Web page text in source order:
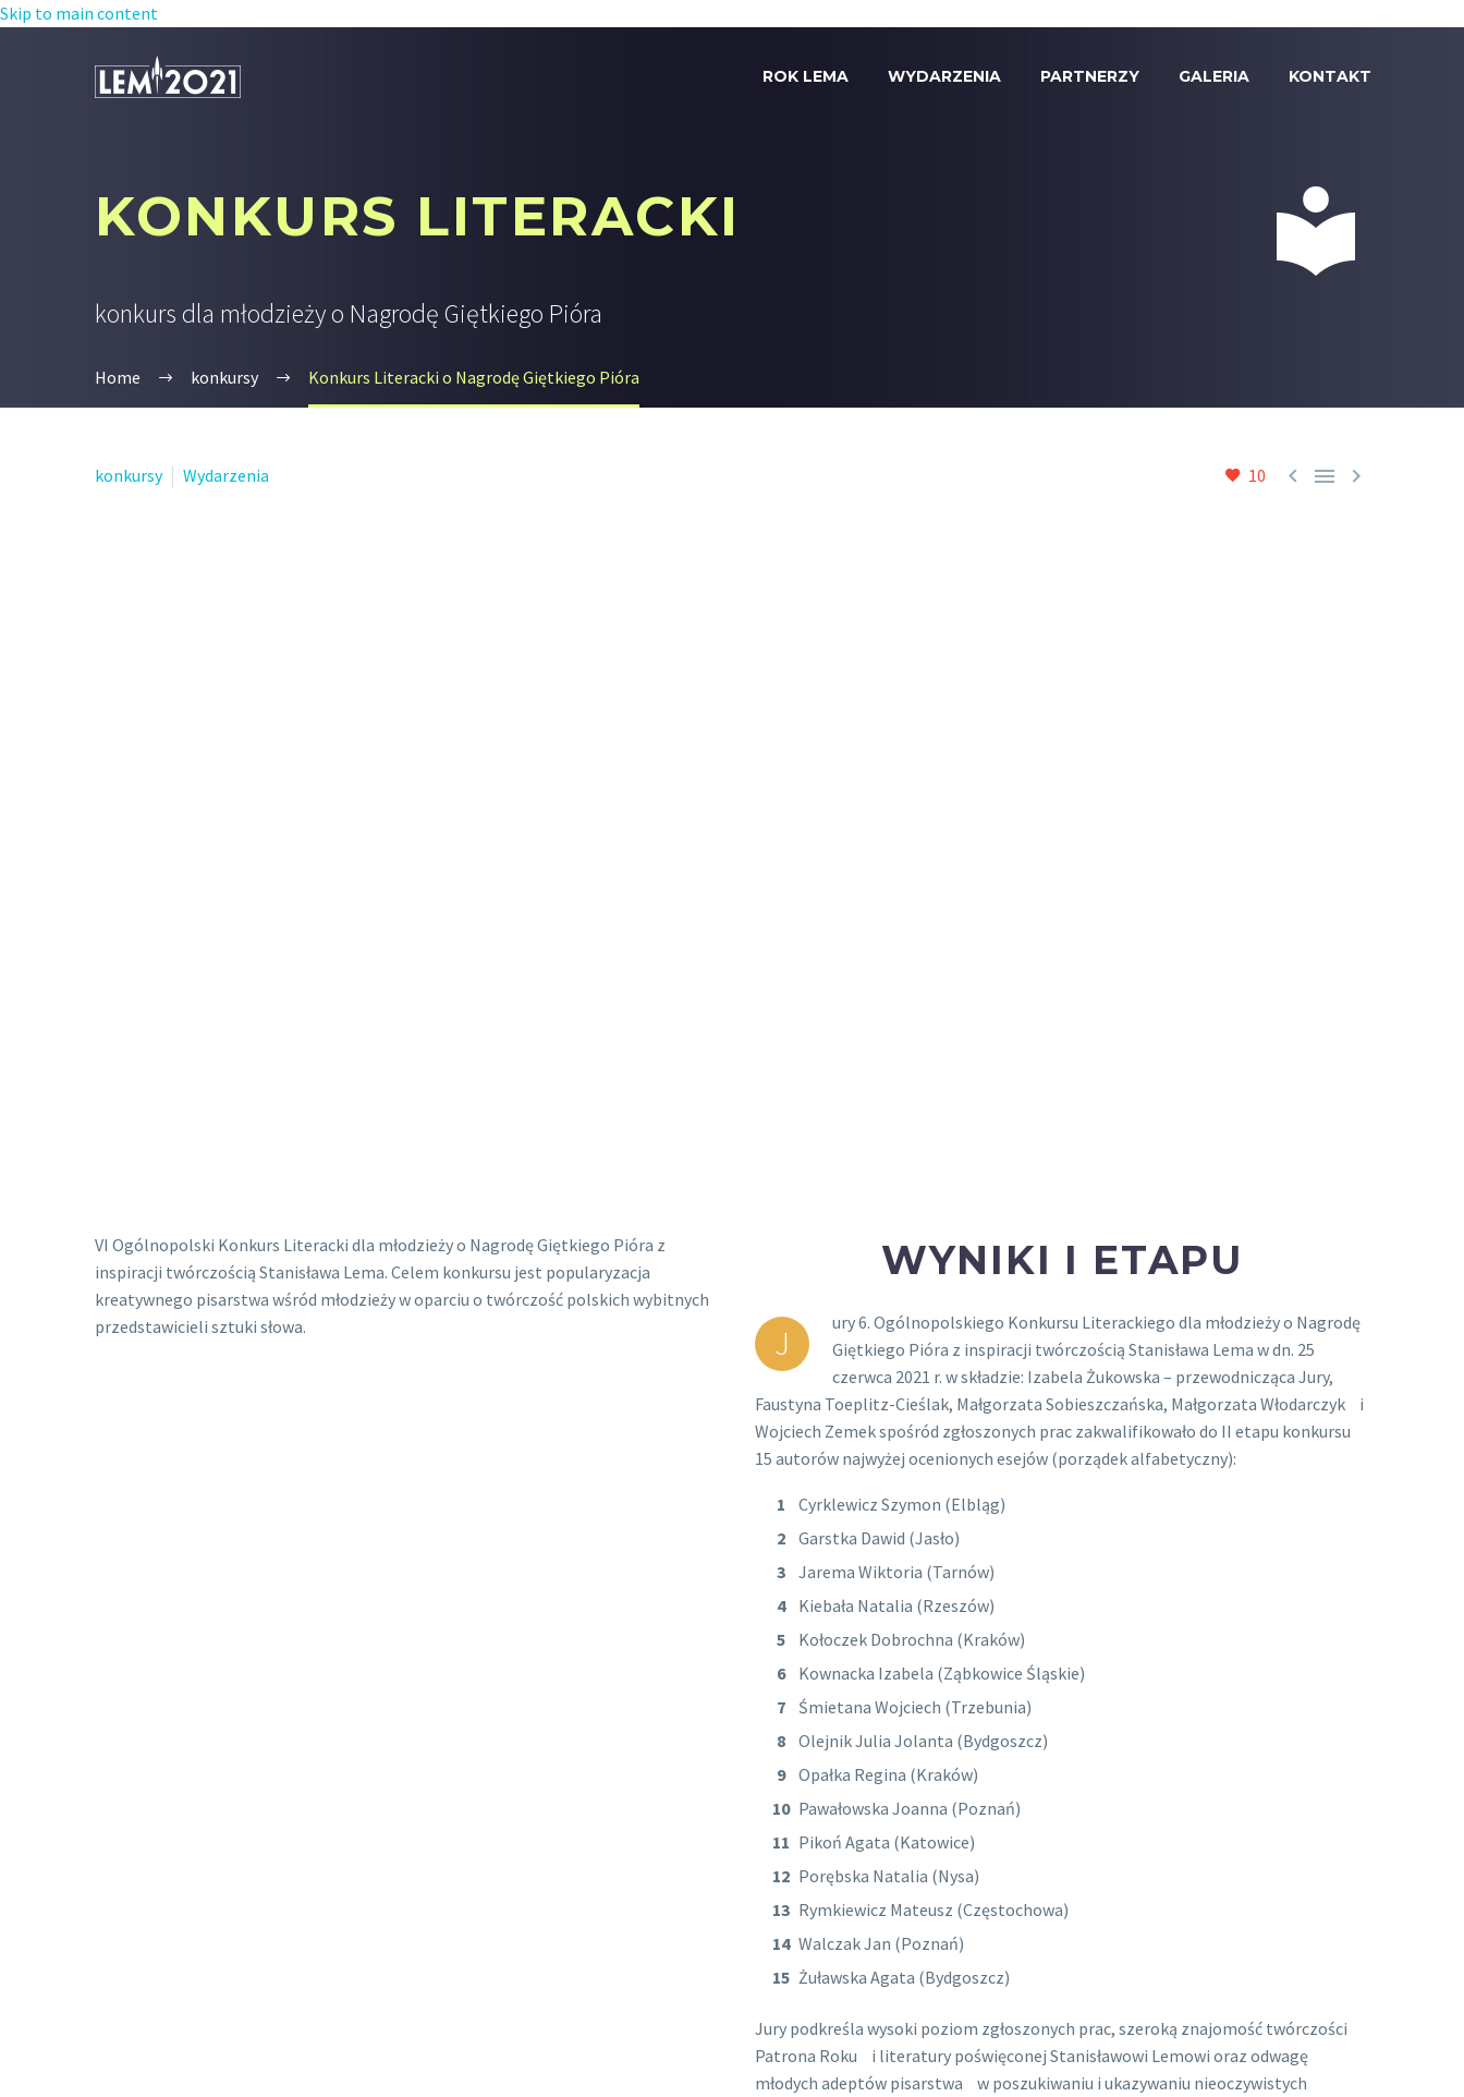
Skip to main content
ROK LEMA WYDARZENIA PARTNERZY GALERIA KONTAKT


KONKURS LITERACKI
konkurs dla młodzieży o Nagrodę Giętkiego Pióra
Home konkursy Konkurs Literacki o Nagrodę Giętkiego Pióra
10   
konkursy Wydarzenia
VI Ogólnopolski Konkurs Literacki dla młodzieży o Nagrodę Giętkiego Pióra z
inspiracji twórczością Stanisława Lema. Celem konkursu jest popularyzacja
kreatywnego pisarstwa wśród młodzieży w oparciu o twórczość polskich wybitnych
przedstawicieli sztuki słowa.
WYNIKI I ETAPU
J
ury 6. Ogólnopolskiego Konkursu Literackiego dla młodzieży o Nagrodę
Giętkiego Pióra z inspiracji twórczością Stanisława Lema w dn. 25
czerwca 2021 r. w składzie: Izabela Żukowska – przewodnicząca Jury,
Faustyna Toeplitz-Cieślak, Małgorzata Sobieszczańska, Małgorzata Włodarczyk i
Wojciech Zemek spośród zgłoszonych prac zakwalifikowało do II etapu konkursu
15 autorów najwyżej ocenionych esejów (porządek alfabetyczny):
Cyrklewicz Szymon (Elbląg)
Garstka Dawid (Jasło)
Jarema Wiktoria (Tarnów)
Kiebała Natalia (Rzeszów)
Kołoczek Dobrochna (Kraków)
Kownacka Izabela (Ząbkowice Śląskie)
Śmietana Wojciech (Trzebunia)
Olejnik Julia Jolanta (Bydgoszcz)
Opałka Regina (Kraków)
Pawałowska Joanna (Poznań)
Pikoń Agata (Katowice)
Porębska Natalia (Nysa)
Rymkiewicz Mateusz (Częstochowa)
Walczak Jan (Poznań)
Żuławska Agata (Bydgoszcz)
Jury podkreśla wysoki poziom zgłoszonych prac, szeroką znajomość twórczości
Patrona Roku i literatury poświęconej Stanisławowi Lemowi oraz odwagę
młodych adeptów pisarstwa w poszukiwaniu i ukazywaniu nieoczywistych